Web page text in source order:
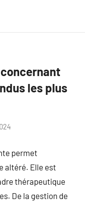
les plus
permet
altéré. Elle est
thérapeutique
De la gestion de